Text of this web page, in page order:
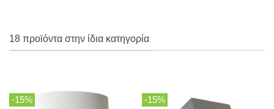
18 προϊόντα στην ίδια κατηγορία
-15% -15%